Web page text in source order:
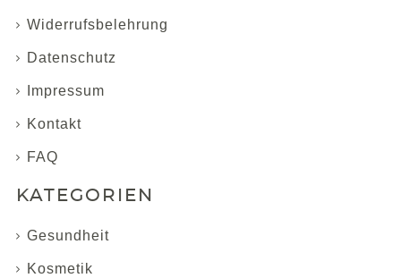
Widerrufsbelehrung
Datenschutz
Impressum
Kontakt
FAQ
KATEGORIEN
Gesundheit
Kosmetik